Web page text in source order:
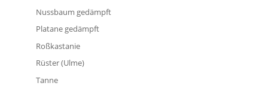
Nussbaum gedämpft
Platane gedämpft
Roßkastanie
Rüster (Ulme)
Tanne